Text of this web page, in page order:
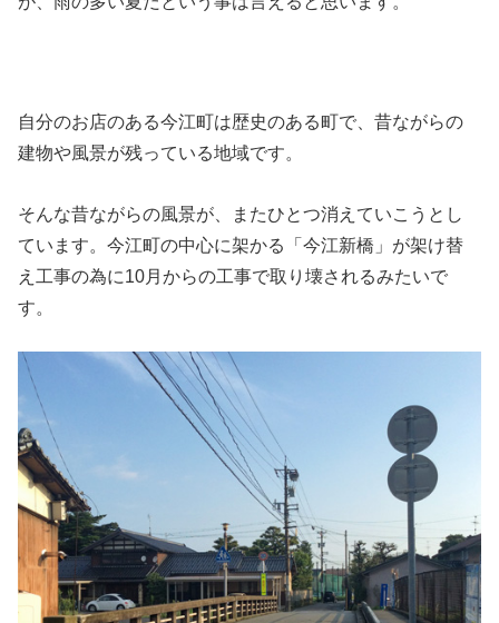
自分のお店のある今江町は歴史のある町で、昔ながらの
建物や風景が残っている地域です。
そんな昔ながらの風景が、またひとつ消えていこうとし
ています。今江町の中心に架かる「今江新橋」が架け替
え工事の為に10月からの工事で取り壊されるみたいで
す。